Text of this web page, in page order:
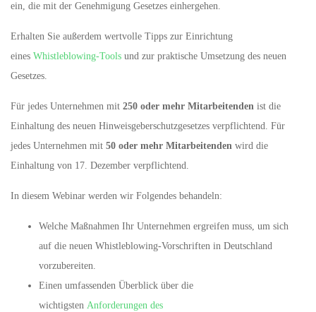
ein, die mit der Genehmigung Gesetzes einhergehen.
Erhalten Sie außerdem wertvolle Tipps zur Einrichtung
eines Whistleblowing-Tools und zur praktische Umsetzung des neuen
Gesetzes.
Für jedes Unternehmen mit 250 oder mehr Mitarbeitenden ist die
Einhaltung des neuen Hinweisgeberschutzgesetzes verpflichtend. Für
jedes Unternehmen mit 50 oder mehr Mitarbeitenden wird die
Einhaltung von 17. Dezember verpflichtend.
In diesem Webinar werden wir Folgendes behandeln:
Welche Maßnahmen Ihr Unternehmen ergreifen muss, um sich
auf die neuen Whistleblowing-Vorschriften in Deutschland
vorzubereiten.
Einen umfassenden Überblick über die
wichtigsten Anforderungen des